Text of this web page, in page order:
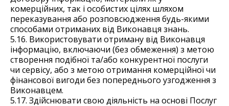
комерційних, так і особистих цілях шляхом
переказування або розповсюдження будь-якими
способами отриманих від Виконавця знань.
5.16. Використовувати отриману від Виконавця
інформацію, включаючи (без обмеження) з метою
створення подібної та/або конкурентної послуги
чи сервісу, або з метою отримання комерційної чи
фінансової вигоди без попереднього узгодження з
Виконавцем.
5.17. Здійснювати свою діяльність на основі Послуг